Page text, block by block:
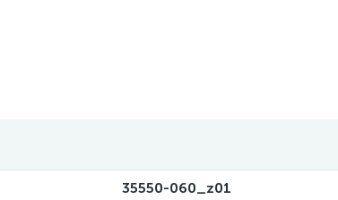
35550-060_z01